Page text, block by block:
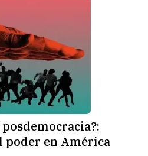
poder en América